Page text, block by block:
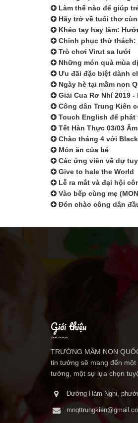
Làm thế nào để giúp
Hãy trở về tuổi thơ
Khéo tay hay làm:
Chinh phục thử thách:
Trò chơi Virut sa lưới
Những món quà mùa
Ưu đãi đặc biệt dành
Ngày hè tại mầm non
Giải Cua Rơ Nhí 2019
Công dân Trung Kiên
Touch English để
Tết Hàn Thực 03/03
Chào tháng 4 với
Món ăn của bé
Các ứng viên về dự
Give to hale the World
Lễ ra mắt và đại hội
Vào bếp cùng mẹ
Đón chào công dân
Giới thiệu
TRƯỜNG MẦM NON
tin tưởng sẽ mang đến
tưởng, một sự lựa chọn
Đường Hàm Nghi,